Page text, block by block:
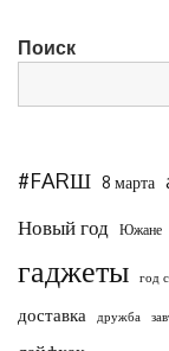
Поиск
#FARШ 8 марта
Новый год Южане
гаджеты год
доставка дружба